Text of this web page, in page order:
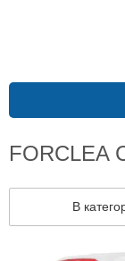
FORCLEA
В